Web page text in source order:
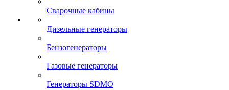
Сварочные кабины
Дизельные генераторы
Бензогенераторы
Газовые генераторы
Генераторы SDMO